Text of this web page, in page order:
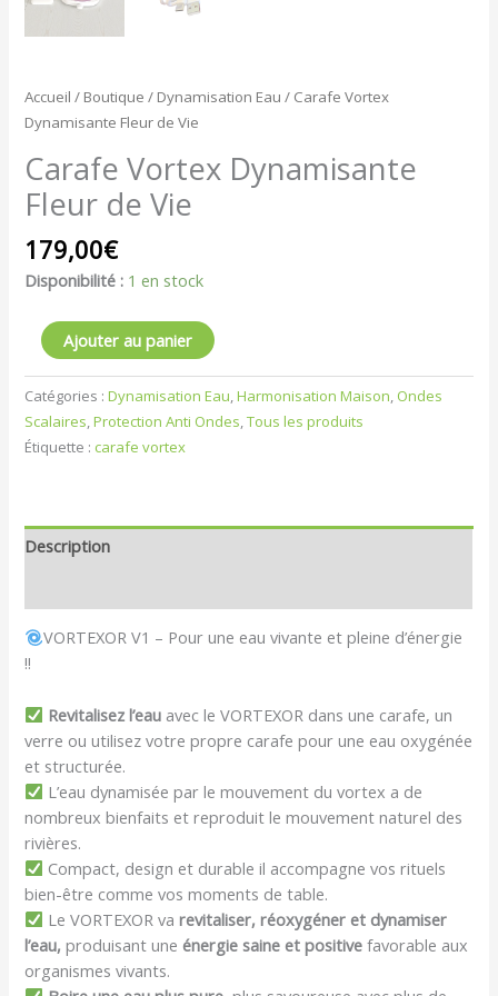
Accueil / Boutique / Dynamisation Eau / Carafe Vortex
Dynamisante Fleur de Vie
Carafe Vortex Dynamisante
Fleur de Vie
179,00€
Disponibilité : 1 en stock
Ajouter au panier
Catégories :Dynamisation Eau,Harmonisation Maison, Ondes
Scalaires,Protection Anti Ondes,Tous les produits
Étiquette : carafe vortex
Description
VORTEXOR V1 – Pour une eau vivante et pleine d’énergie
!!
Revitalisez l’eau avec le VORTEXOR dans une carafe, un
verre ou utilisez votre propre carafe pour une eau oxygénée
et structurée.
L’eau dynamisée par le mouvement du vortex a de
nombreux bienfaits et reproduit le mouvement naturel des
rivières.
Compact, design et durable il accompagne vos rituels
bien-être comme vos moments de table.
Le VORTEXOR varevitaliser, réoxygéner et dynamiser
l’eau, produisant une énergie saine et positive favorable aux
organismes vivants.